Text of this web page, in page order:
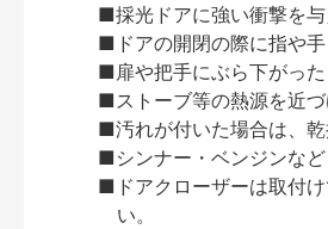
■採光ドアに強い衝撃を与
■ドアの開閉の際に指や手
■扉や把手にぶら下がった
■ストーブ等の熱源を近づ
■汚れが付いた場合は、乾
■シンナー・ベンジンなど
■ドアクローザーは取付
い。